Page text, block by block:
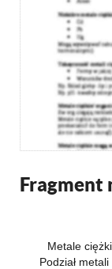
Fragment
Metale
Podział